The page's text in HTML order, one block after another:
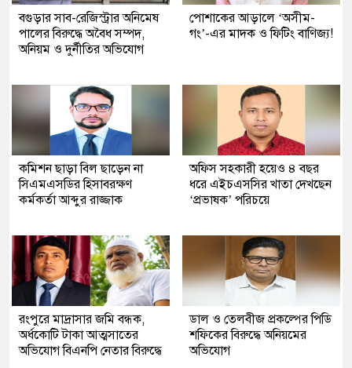
বগুড়ার সাব-রেজিস্ট্রার অনিমেষ
পালের বিরুদ্ধে অবৈধ সম্পদ,
অনিয়ম ও দুর্নীতির অভিযোগ
পোশাকের আড়ালে ‘অসীম-
গং’-এর মাদক ও ফিটিং বাণিজ্য!
কমিশন ছাড়া বিল ছাড়েন না
সিএমএসডির হিসাবরক্ষণ
কর্মকর্তা আব্দুর রাজ্জাক
অফিস সহকারী হয়েও ৪ বছর
ধরে এইচএসসির খাতা দেখছেন
‘প্রভাষক’ পরিচয়ে
রংপুরে মাদ্রাসার জমি বন্ধক,
অর্ধকোটি টাকা আত্মসাতের
অভিযোগ বিএনপি নেতার বিরুদ্ধে
ডাল ও তেলবীজ প্রকল্পের পিডি
শফিকের বিরুদ্ধে অনিয়মের
অভিযোগ